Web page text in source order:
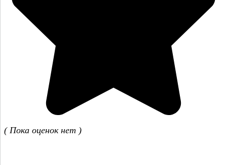
( Пока оценок нет )